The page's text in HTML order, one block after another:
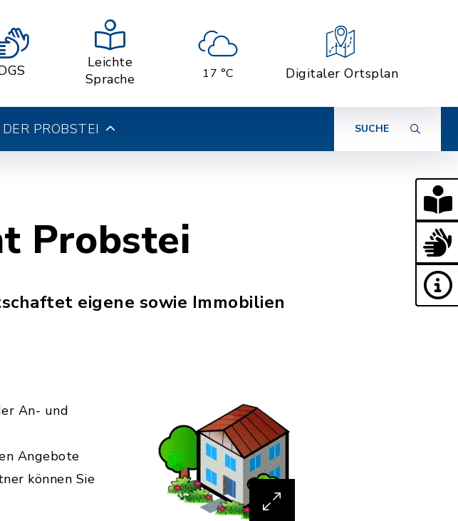
Leichte
Sprache
17 °C Digitaler Ortsplan
PROBSTEI SUCHE
Probstei
eigene sowie Immobilien
An- und
Angebote
können Sie